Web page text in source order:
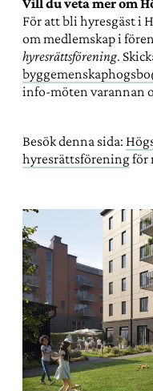
Vill du veta mer om
För att bli hyresgäst i
om medlemskap i
hyresrättsförening.
info-möten varannan
Besök denna sida:
hyresrättsföreningför